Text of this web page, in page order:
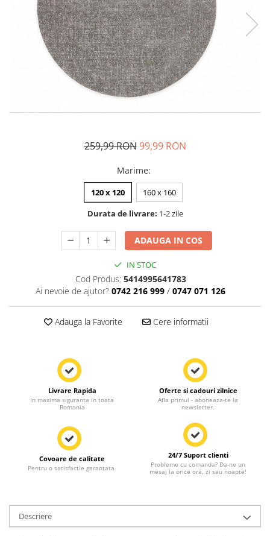
259,99 RON 99,99 RON
Marime:
120 x 120
160 x 160
Durata de livrare: 1-2 zile
ADAUGA IN COS
IN STOC
Cod Produs: 5414995641783
Ai nevoie de ajutor? 0742 216 999 / 0747 071 126
Adauga la Favorite Cere informatii
Livrare Rapida
In maxima siguranta in toata
Romania
Oferte si cadouri zilnice
Afla primul - aboneaza-te la
newsletter.
Covoare de calitate
Pentru o satisfactie garantata.
24/7 Suport clienti
Probleme cu comanda? Da-ne un
mesaj la orice oră, zi sau noapte!
Descriere